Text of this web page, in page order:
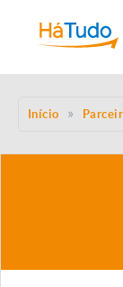
Início